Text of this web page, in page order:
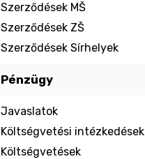
Szerződések MŠ
Szerződések ZŠ
Szerződések Sírhelyek
Pénzügy
Javaslatok
Költségvetési intézkedések
Költségvetések